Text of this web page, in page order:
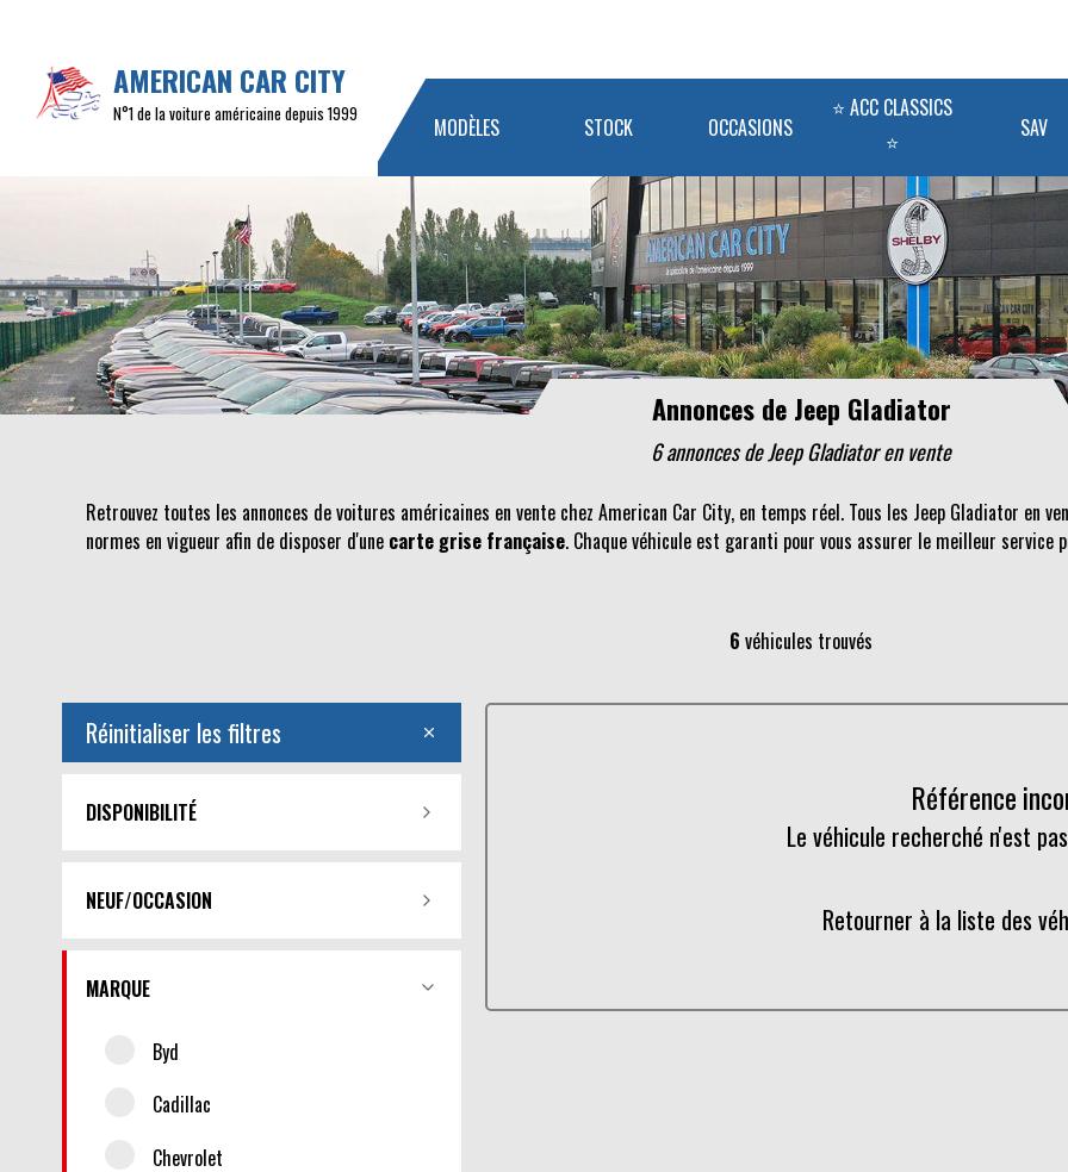
AMERICAN CAR CITY
N°1 de la voiture américaine depuis 1999 MODÈLES STOCK OCCASIONS
⭐ ACC CLASSICS
⭐
SAV
Annonces de Jeep Gladiator
6 annonces de Jeep Gladiator en vente
Retrouvez toutes les annonces de voitures américaines en vente chez American Car City, en temps réel. Tous les Jeep Gladiator en
normes en vigueur afin de disposer d'une carte grise française. Chaque véhicule est garanti pour vous assurer le meilleur service
6 véhicules trouvés
Réinitialiser les filtres
DISPONIBILITÉ
NEUF/OCCASION
MARQUE
Byd
Cadillac
Chevrolet
Référence
Le véhicule recherché n'est
Retourner à la liste des